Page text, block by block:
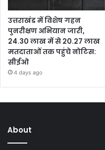
उत्तराखंड में विशेष गहन
पुनरीक्षण अभियान जारी,
24.30 लाख में से 20.27 लाख
मतदाताओं तक पहुंचे नोटिस:
सीईओ
4 days ago
About